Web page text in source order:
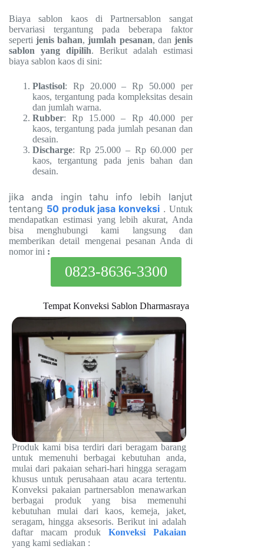
Biaya sablon kaos di Partnersablon sangat
bervariasi tergantung pada beberapa faktor
sepertijenis bahan,jumlah pesanan, dan jenis
sablon yang dipilih. Berikut adalah estimasi
biaya sablon kaos di sini:
Plastisol: Rp 20.000 – Rp 50.000 per
kaos, tergantung pada kompleksitas desain
dan jumlah warna.
Rubber: Rp 15.000 – Rp 40.000 per
kaos, tergantung pada jumlah pesanan dan
desain.
Discharge: Rp 25.000 – Rp 60.000 per
kaos, tergantung pada jenis bahan dan
desain.
jika anda ingin tahu info lebih lanjut
tentang 50 produk jasa konveksi . Untuk
mendapatkan estimasi yang lebih akurat, Anda
bisa menghubungi kami langsung dan
memberikan detail mengenai pesanan Anda di
nomor ini :
0823-8636-3300
Tempat Konveksi Sablon Dharmasraya
Produk kami bisa terdiri dari beragam barang
untuk memenuhi berbagai kebutuhan anda,
mulai dari pakaian sehari-hari hingga seragam
khusus untuk perusahaan atau acara tertentu.
Konveksi pakaian partnersablon menawarkan
berbagai produk yang bisa memenuhi
kebutuhan mulai dari kaos, kemeja, jaket,
seragam, hingga aksesoris. Berikut ini adalah
daftar macam produkKonveksi Pakaian
yang kami sediakan :